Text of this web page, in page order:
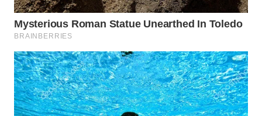
WAHANA
LISTRIK
WAHANA
TRAVEL
WAHANA